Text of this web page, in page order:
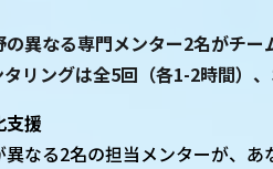
の異なる専門メンター2名がチ
タリングは全5回（各1-2時間）
援
異なる2名の担当メンターが、